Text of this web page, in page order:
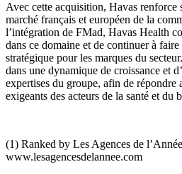
Avec cette acquisition, Havas renforce
marché français et européen de la
l’intégration de FMad, Havas Health
dans ce domaine et de continuer à
stratégique pour les marques du
dans une dynamique de croissance et
expertises du groupe, afin de répondre
exigeants des acteurs de la santé et du
(1) Ranked by Les Agences de
www.lesagencesdelannee.com